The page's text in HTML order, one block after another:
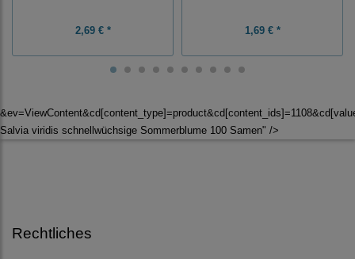
2,69 € * 1,69 € *
Salvia viridis schnellwüchsige Sommerblume 100 Samen" />
Rechtliches